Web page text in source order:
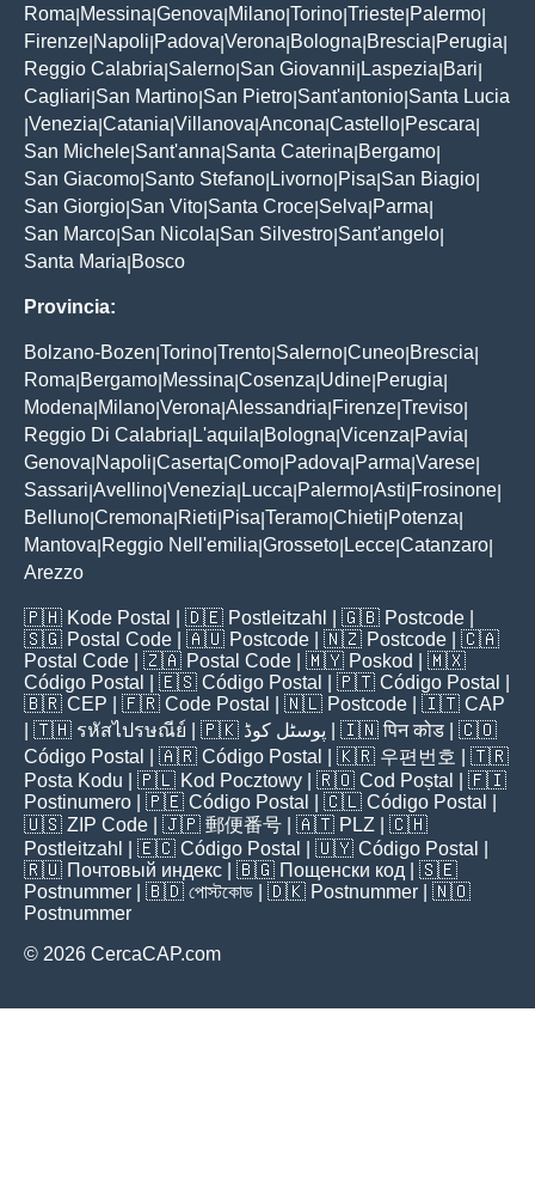
Roma Messina Genova Milano Torino Trieste Palermo
Firenze Napoli Padova Verona Bologna Brescia Perugia
Reggio Calabria Salerno San Giovanni Laspezia Bari
Cagliari San Martino San Pietro Sant'antonio Santa Lucia
Venezia Catania Villanova Ancona Castello Pescara
San Michele Sant'anna Santa Caterina Bergamo
San Giacomo Santo Stefano Livorno Pisa San Biagio
San Giorgio San Vito Santa Croce Selva Parma
San Marco San Nicola San Silvestro Sant'angelo
Santa Maria Bosco
Provincia:
Bolzano-Bozen Torino Trento Salerno Cuneo Brescia
Roma Bergamo Messina Cosenza Udine Perugia
Modena Milano Verona Alessandria Firenze Treviso
Reggio Di Calabria L'aquila Bologna Vicenza Pavia
Genova Napoli Caserta Como Padova Parma Varese
Sassari Avellino Venezia Lucca Palermo Asti Frosinone
Belluno Cremona Rieti Pisa Teramo Chieti Potenza
Mantova Reggio Nell'emilia Grosseto Lecce Catanzaro
Arezzo
🇵🇭 Kode Postal | 🇩🇪 Postleitzahl | 🇬🇧 Postcode
🇸🇬 Postal Code | 🇦🇺 Postcode | 🇳🇿 Postcode | 🇨🇦
Postal Code | 🇿🇦 Postal Code | 🇲🇾 Poskod
| 🇲🇽
Código Postal
| 🇪🇸 Código Postal | 🇵🇹 Código Postal
🇧🇷 CEP | 🇫🇷 Code Postal | 🇳🇱 Postcode | 🇮🇹 CAP
| 🇹🇭 รหัสไปรษณีย์ | 🇵🇰 پوسٹل کوڈ | 🇮🇳पिन कोड | 🇨🇴
Código Postal
| 🇦🇷 Código Postal | 🇰🇷 우편번호
| 🇹🇷
Posta Kodu | 🇵🇱 Kod Pocztowy | 🇷🇴 Cod Poștal
| 🇫🇮
Postinumero | 🇵🇪 Código Postal | 🇨🇱 Código Postal
🇺🇸 ZIP Code | 🇯🇵 郵便番号 | 🇦🇹 PLZ | 🇨🇭
Postleitzahl
| 🇪🇨 Código Postal | 🇺🇾 Código Postal
🇷🇺 Почтовый индекс | 🇧🇬 Пощенски код | 🇸🇪
Postnummer | 🇧🇩 পোস্টকোড | 🇩🇰 Postnummer | 🇳🇴
Postnummer
© 2026 CercaCAP.com